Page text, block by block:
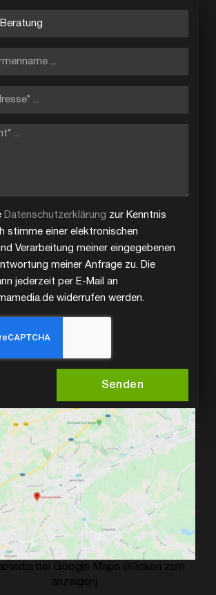
Datenschutzerklärung zur Kenntnis
stimme einer elektronischen
Verarbeitung meiner eingegebenen
meiner Anfrage zu. Die
jederzeit per E-Mail an
widerrufen werden.
Senden
bei Google Maps (Klicken zum
anzeigen)